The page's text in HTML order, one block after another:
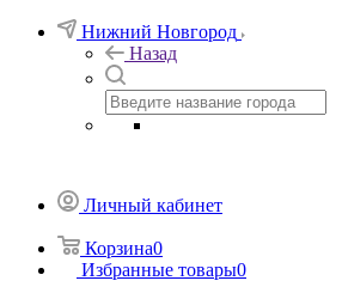
Нижний Новгород
Назад
Личный кабинет
Корзина0
Избранные товары0